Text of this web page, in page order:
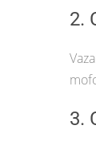
2.
3.